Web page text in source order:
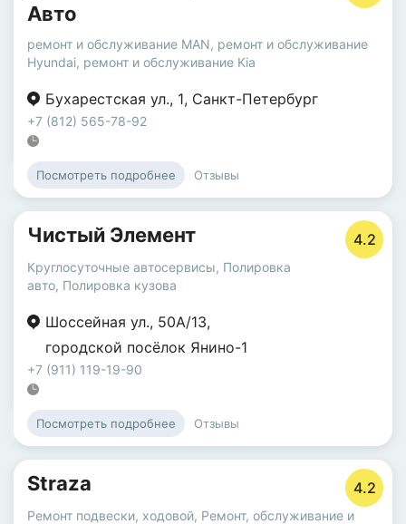
Авто
ремонт и обслуживание MAN, ремонт и обслуживание
Hyundai, ремонт и обслуживание Kia
Бухарестская ул., 1, Санкт-Петербург
+7 (812) 565-78-92
Посмотреть подробнее Отзывы
Чистый Элемент 4.2
Круглосуточные автосервисы, Полировка
авто, Полировка кузова
Шоссейная ул., 50А/13,
городской посёлок Янино-1
+7 (911) 119-19-90
Посмотреть подробнее Отзывы
Straza 4.2
Ремонт подвески, ходовой, Ремонт, обслуживание и